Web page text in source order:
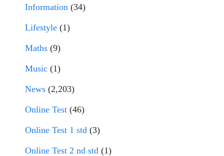
Information (34)
Lifestyle (1)
Maths (9)
Music (1)
News (2,203)
Online Test (46)
Online Test 1 std (3)
Online Test 2 nd std (1)